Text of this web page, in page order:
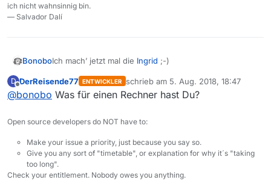
ich nicht wahnsinnig bin.
— Salvador Dalí
BonoboIch mach’ jetzt mal die Ingrid ;-)
Also, jetzt hab’ ich mal immer zwei Sekunden
gewartet, bevor ich auf einen anderen Spaltenkopf
D
Offline
DerReisende77 ENTWICKLER schrieb am 5. Aug. 2018, 18:47
zuletzt editiert von
@bonobo Was für einen Rechner hast Du?
Open source developers do NOT have to:
Make your issue a priority, just because you say so.
Give you any sort of "timetable", or explanation for why it´s "taking
too long".
Check your entitlement. Nobody owes you anything.